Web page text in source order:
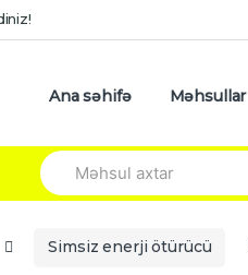
Ana səhifə Məhsullar
Search
for:
Simsiz enerji ötürücü